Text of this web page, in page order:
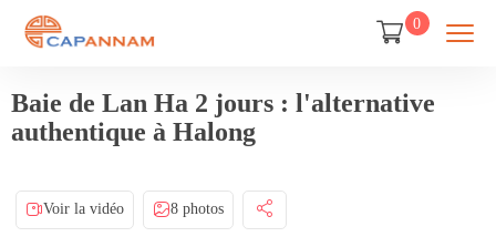
0
Baie de Lan Ha 2 jours : l'alternative
authentique à Halong
Voir la vidéo 8 photos